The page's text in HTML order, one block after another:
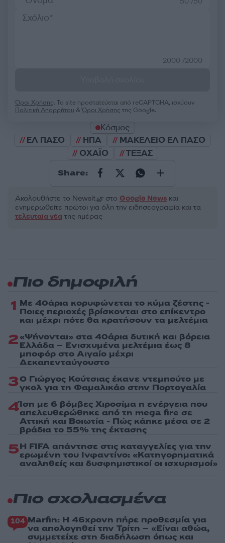
2000 /2000
Όροι Χρήσης. Το site προστατεύεται από reCAPTCHA, ισχύουν
Πολιτική Απορρήτου &Όροι Χρήσης της Google.
Κόσμος
ΕΛ ΠΑΣΟ
ΗΠΑ
ΜΑΚΕΛΕΙΟ ΕΛ ΠΑΣΟ
ΟΧΑΪΟ
ΤΕΞΑΣ
Share:
Ακολουθήστε το Νewsit.gr στο Google News και
ενημερωθείτε πρώτοι για όλη την ειδησεογραφία και τα
τελευταία νέα της ημέρας
Πιο δημοφιλή
1 Με 40άρια κορυφώνεται το κύμα ζέστης -
Ποιες περιοχές βρίσκονται στο επίκεντρο
και μέχρι πότε θα κρατήσουν τα μελτέμια
2«Ψήνονται» στα 40άρια δυτική και βόρεια
Ελλάδα – Ενισχυμένα μελτέμια έως 8
μποφόρ στο Αιγαίο μέχρι
Δεκαπενταύγουστο
3Ο Γιώργος Κούτσιας έκανε ντεμπούτο με
γκολ για τη Φαμαλικάο στην Πορτογαλία
4Ίση με 6 βόμβες Χιροσίμα η ενέργεια που
απελευθερώθηκε από τη mega fire σε
Αττική και Βοιωτία - Πώς κάηκε μέσα σε 2
βράδια το 55% της έκτασης
5Η FIFA απάντησε στις καταγγελίες για την
ερωμένη του Ινφαντίνο: «Κατηγορηματικά
αναληθείς και δυσφημιστικοί οι ισχυρισμοί»
Πιο σχολιασμένα
104 Marfin: Η 46χρονη πήρε προθεσμία για
να απολογηθεί την Τρίτη – «Είναι αθώα,
συμμετείχε στη διαδήλωση όπως και